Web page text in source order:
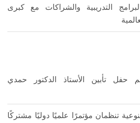
التدريبية والشراكات مع كبرى
حفل تأبين الأستاذ الدكتور حمدي
النوعية تنظمان مؤتمرًا علميًا دوليًا مشتركًا